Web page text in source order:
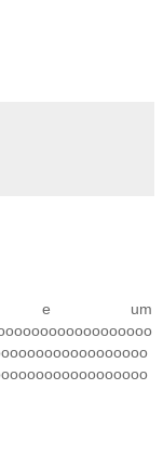
e um